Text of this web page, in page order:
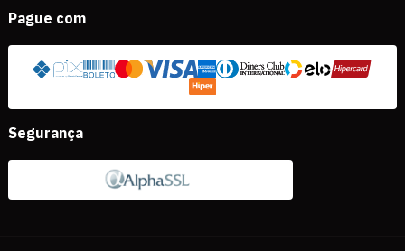
Pague com
Segurança